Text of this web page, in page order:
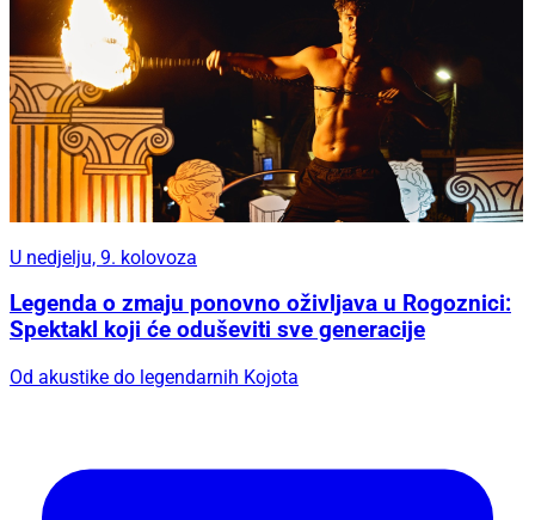
U nedjelju, 9. kolovoza
Legenda o zmaju ponovno oživljava u Rogoznici:
Spektakl koji će oduševiti sve generacije
Od akustike do legendarnih Kojota